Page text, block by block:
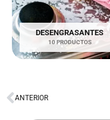
DESENGRASANTES
10 PRODUCTOS
Ant
ANTERIOR